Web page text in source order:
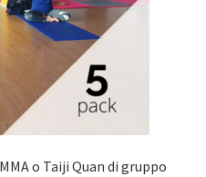
o Taiji Quan di gruppo